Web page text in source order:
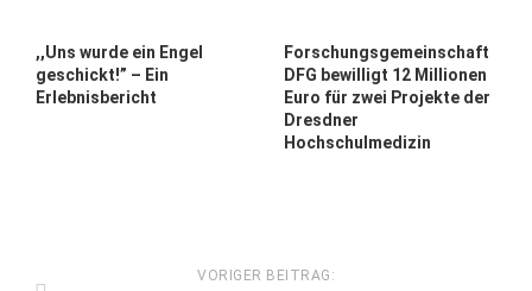
Forum Gesundheit
Allgemein
,,Uns wurde ein Engel
geschickt!” – Ein
Erlebnisbericht
Forschungsgemeinschaft
DFG bewilligt 12 Millionen
Euro für zwei Projekte der
Dresdner
Hochschulmedizin
VORIGER BEITRAG: